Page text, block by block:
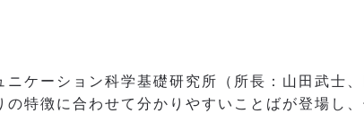
ケーション科学基礎研究所（所長：山田武士
特徴に合わせて分かりやすいことばが登場し